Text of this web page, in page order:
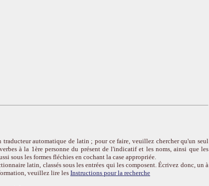
automatique de latin ; pour ce faire, veuillez chercher qu'un seul
à la 1ère personne du présent de l'indicatif et les noms, ainsi que les
sous les formes fléchies en cochant la case appropriée.
latin, classés sous les entrées qui les composent. Écrivez donc, un à
veuillez lire lesInstructions pour la recherche